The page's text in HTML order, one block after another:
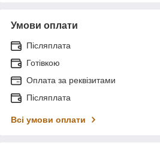
Умови оплати
Післяплата
Готівкою
Оплата за реквізитами
Післяплата
Всі умови оплати